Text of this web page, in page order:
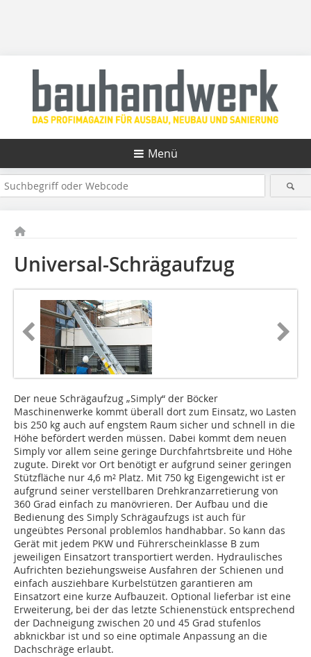
Menü
Universal-Schrägaufzug
Der neue Schrägaufzug „Simply“ der Böcker
Maschinenwerke kommt überall dort zum Einsatz, wo Lasten
bis 250 kg auch auf engstem Raum sicher und schnell in die
Höhe befördert werden müssen. Dabei kommt dem neuen
Simply vor allem seine geringe Durchfahrtsbreite und Höhe
zugute. Direkt vor Ort benötigt er aufgrund seiner geringen
Stützfläche nur 4,6 m² Platz. Mit 750 kg Eigengewicht ist er
aufgrund seiner verstellbaren Drehkranzarretierung von
360 Grad einfach zu manövrieren. Der Aufbau und die
Bedienung des Simply Schrägaufzugs ist auch für
ungeübtes Personal problemlos handhabbar. So kann das
Gerät mit jedem PKW und Führerscheinklasse B zum
jeweiligen Einsatzort transportiert werden. Hydraulisches
Aufrichten beziehungsweise Ausfahren der Schienen und
einfach ausziehbare Kurbelstützen garantieren am
Einsatzort eine kurze Aufbauzeit. Optional lieferbar ist eine
Erweiterung, bei der das letzte Schienenstück entsprechend
der Dachneigung zwischen 20 und 45 Grad stufenlos
abknickbar ist und so eine optimale Anpassung an die
Dachschräge erlaubt.